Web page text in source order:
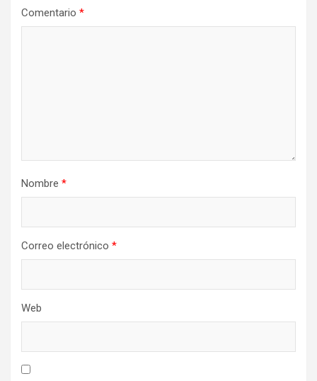
Comentario *
Nombre *
Correo electrónico *
Web